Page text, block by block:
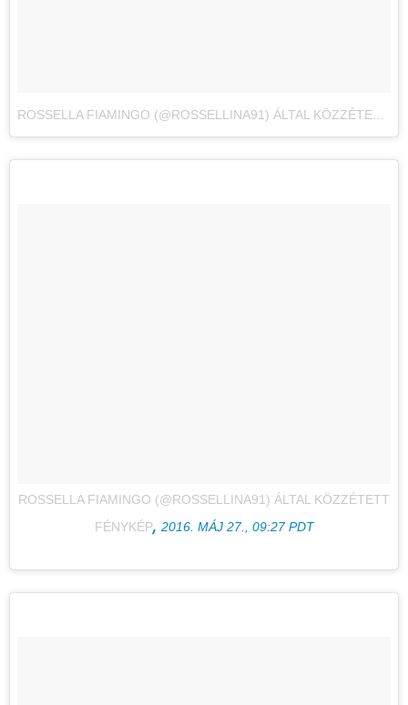
ROSSELLA FIAMINGO (@ROSSELLINA91) ÁLTAL KÖZZÉTETT FÉNYKÉP
ROSSELLA FIAMINGO (@ROSSELLINA91) ÁLTAL KÖZZÉTETT
FÉNYKÉP, 2016. MÁJ 27., 09:27 PDT